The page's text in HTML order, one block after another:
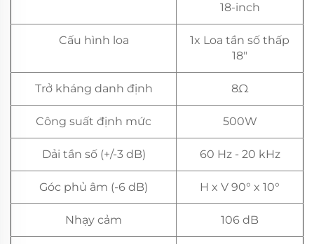
18-inch
Cấu hình loa
1x Loa tần số thấp
18"
Trở kháng danh định 8Ω
Công suất định mức 500W
Dải tần số (+/-3 dB) 60 Hz - 20 kHz
Góc phủ âm (-6 dB) H x V 90° x 10°
Nhạy cảm 106 dB